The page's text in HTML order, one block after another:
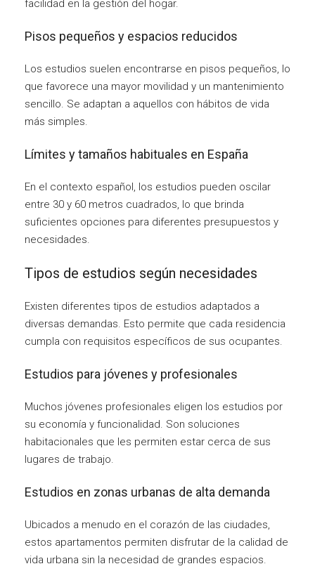
facilidad en la gestión del hogar.
Pisos pequeños y espacios reducidos
Los estudios suelen encontrarse en pisos pequeños, lo
que favorece una mayor movilidad y un mantenimiento
sencillo. Se adaptan a aquellos con hábitos de vida
más simples.
Límites y tamaños habituales en España
En el contexto español, los estudios pueden oscilar
entre 30 y 60 metros cuadrados, lo que brinda
suficientes opciones para diferentes presupuestos y
necesidades.
Tipos de estudios según necesidades
Existen diferentes tipos de estudios adaptados a
diversas demandas. Esto permite que cada residencia
cumpla con requisitos específicos de sus ocupantes.
Estudios para jóvenes y profesionales
Muchos jóvenes profesionales eligen los estudios por
su economía y funcionalidad. Son soluciones
habitacionales que les permiten estar cerca de sus
lugares de trabajo.
Estudios en zonas urbanas de alta demanda
Ubicados a menudo en el corazón de las ciudades,
estos apartamentos permiten disfrutar de la calidad de
vida urbana sin la necesidad de grandes espacios.